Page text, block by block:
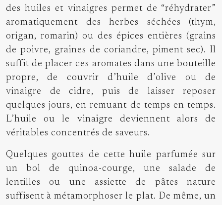
des huiles et vinaigres permet de “réhydrater”
aromatiquement des herbes séchées (thym,
origan, romarin) ou des épices entières (grains
de poivre, graines de coriandre, piment sec). Il
suffit de placer ces aromates dans une bouteille
propre, de couvrir d’huile d’olive ou de
vinaigre de cidre, puis de laisser reposer
quelques jours, en remuant de temps en temps.
L’huile ou le vinaigre deviennent alors de
véritables concentrés de saveurs.
Quelques gouttes de cette huile parfumée sur
un bol de quinoa-courge, une salade de
lentilles ou une assiette de pâtes nature
suffisent à métamorphoser le plat. De même, un